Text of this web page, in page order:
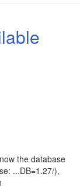
the database
...DB=1.27/),